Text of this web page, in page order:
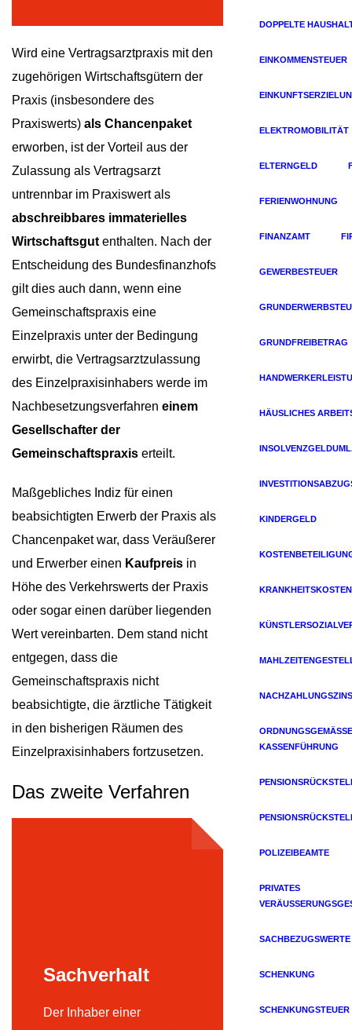
Wird eine Vertragsarztpraxis mit den
zugehörigen Wirtschaftsgütern der
Praxis (insbesondere des
Praxiswerts) als Chancenpaket
erworben, ist der Vorteil aus der
Zulassung als Vertragsarzt
untrennbar im Praxiswert als
abschreibbares immaterielles
Wirtschaftsgut enthalten. Nach der
Entscheidung des Bundesfinanzhofs
gilt dies auch dann, wenn eine
Gemeinschaftspraxis eine
Einzelpraxis unter der Bedingung
erwirbt, die Vertragsarztzulassung
des Einzelpraxisinhabers werde im
Nachbesetzungsverfahren einem
Gesellschafter der
Gemeinschaftspraxis erteilt.
Maßgebliches Indiz für einen
beabsichtigten Erwerb der Praxis als
Chancenpaket war, dass Veräußerer
und Erwerber einen Kaufpreis in
Höhe des Verkehrswerts der Praxis
oder sogar einen darüber liegenden
Wert vereinbarten. Dem stand nicht
entgegen, dass die
Gemeinschaftspraxis nicht
beabsichtigte, die ärztliche Tätigkeit
in den bisherigen Räumen des
Einzelpraxisinhabers fortzusetzen.
Das zweite Verfahren
Sachverhalt
Der Inhaber einer
DOPPELTE
EINKOMMENSTEUER
ELEKTROMOBILITÄT
ELTERNGELD
FERIENWOHNUNG
FINANZAMT
GEWERBESTEUER
GRUNDFREIBETRAG
HÄUSLICHES
KINDERGELD
KRANKHEITSKOSTEN
ORDNUNGSGEMÄSSE K
ASSENFÜHRUNG
POLIZEIBEAMTE
PRIVATES
SACHBEZUGSWERTE
SCHENKUNG
SCHENKUNGSTEUER